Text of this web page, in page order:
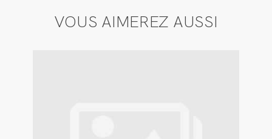
VOUS AIMEREZ AUSSI